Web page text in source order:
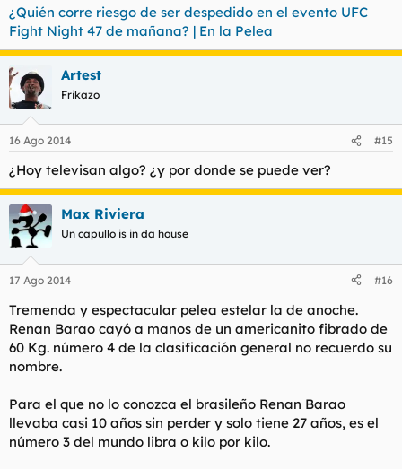
¿Quién corre riesgo de ser despedido en el evento UFC
Fight Night 47 de mañana? | En la Pelea
Artest
Frikazo
16 Ago 2014 #15
¿Hoy televisan algo? ¿y por donde se puede ver?
Max Riviera
Un capullo is in da house
17 Ago 2014 #16
Tremenda y espectacular pelea estelar la de anoche.
Renan Barao cayó a manos de un americanito fibrado de
60 Kg. número 4 de la clasificación general no recuerdo su
nombre.
Para el que no lo conozca el brasileño Renan Barao
llevaba casi 10 años sin perder y solo tiene 27 años, es el
número 3 del mundo libra o kilo por kilo.